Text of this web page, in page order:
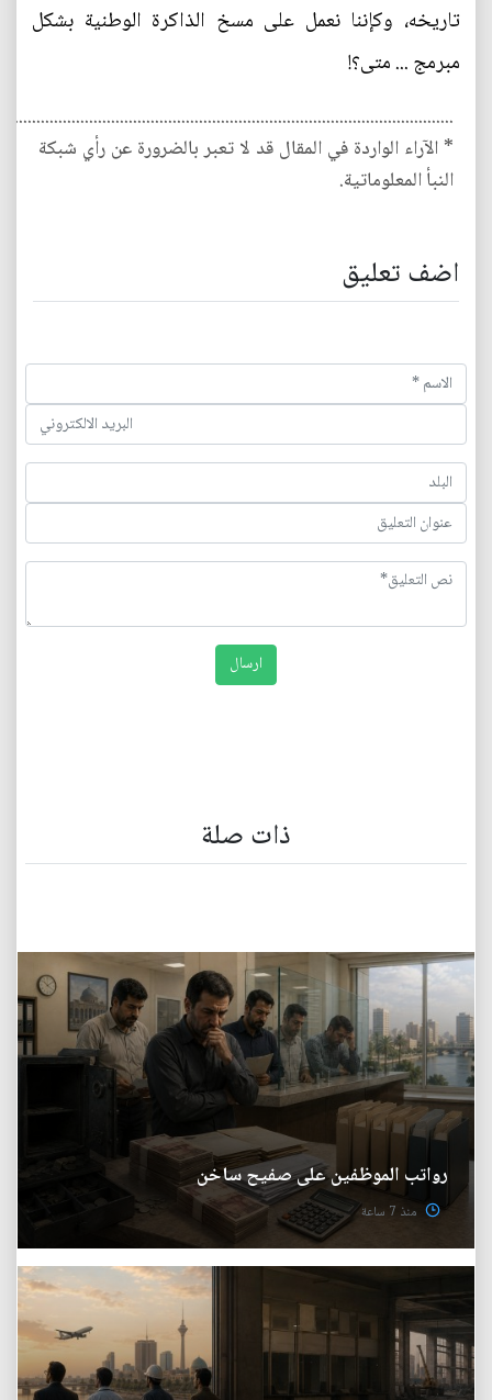
تاريخه، وكإننا نعمل على مسخ الذاكرة الوطنية بشكل
مبرمج ... متى؟!
* الآراء الواردة في المقال قد لا تعبر بالضرورة عن رأي شبكة
النبأ المعلوماتية.
اضف تعليق
ذات صلة
رواتب الموظفين على صفيح ساخن
منذ 7 ساعة